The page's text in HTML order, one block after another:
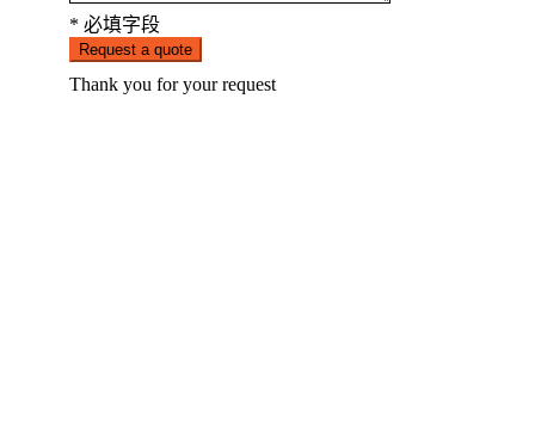
* 必填字段
Request a quote
Thank you for your request